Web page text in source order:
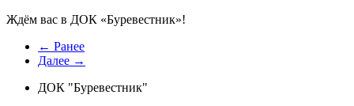
Ждём вас в ДОК «Буревестник»!
← Ранее
Далее →
ДОК "Буревестник"